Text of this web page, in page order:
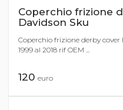
Coperchio frizione
Davidson Sku
Coperchio frizione derby cover
1999 al 2018 rif OEM ...
120 euro